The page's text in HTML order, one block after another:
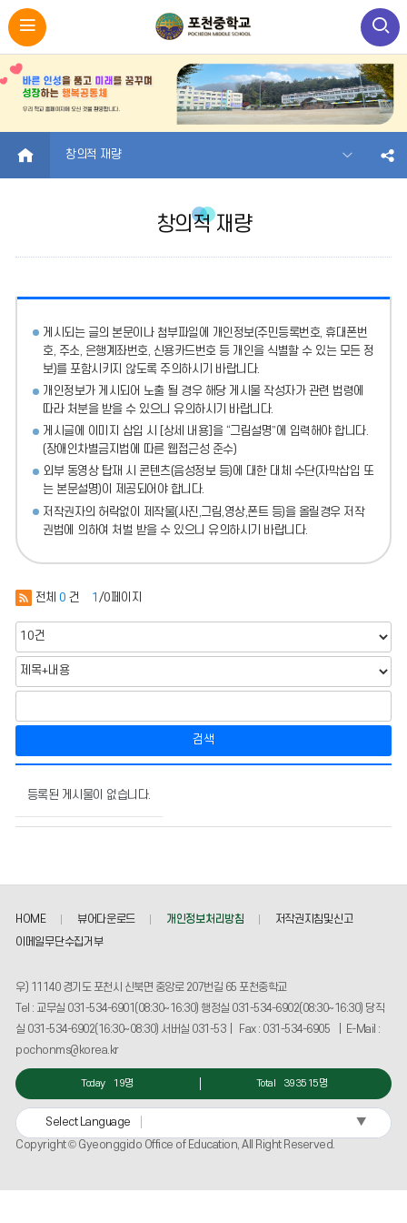
HOME 창의적 재량
창의적 재량
게시되는 글의 본문이나 첨부파일에
개인정보(주민등록번호, 휴대폰번
호, 주소, 은행계좌번호, 신용카드번호 등 개인을 식별할 수 있는 모든 정
보)를 포함시키지 않도록 주의하시기 바랍니다.
개인정보가 게시되어 노출 될 경우 해당 게시물 작성자가 관련 법령에
따라 처분을 받을 수 있으니 유의하시기 바랍니다.
게시글에 이미지 삽입 시 [상세 내용]을 “그림설명”에 입력해야 합니다.
(장애인차별금지법에 따른 웹접근성 준수)
외부 동영상 탑재 시 콘텐츠(음성정보 등)에 대한 대체 수단(자막삽입 또
는 본문설명)이 제공되어야 합니다.
저작권자의 허락없이 제작물(사진,그림,영상,폰트 등)을 올릴경우 저작
권법에 의하여 처벌 받을 수 있으니 유의하시기 바랍니다.
전체 0 건 1 /0페이지
검색
재
게
물
번
목,
작
성
자,
록
일,
조
회
보
등록된 게시물이 없습니다.
HOME 뷰어다운로드 개인정보처리방침
저작권지침및신고
이메일무단수집거부
우) 11140 경기도 포천시 신북면 중앙로 207번길 65 포천중학교
Tel : 교무실 031-534-6901(08:30~16:30) 행정실 031-534-6902(08:30~16:30) 당직
실 031-534-6902(16:30~08:30) 서버실 031-53 | Fax : 031-534-6905 | E-Mail :
pochonms@korea.kr
Today 19명 Total 393515명
Select Language
▼
Copyright © Gyeonggido Office of Education, All Right Reserved.